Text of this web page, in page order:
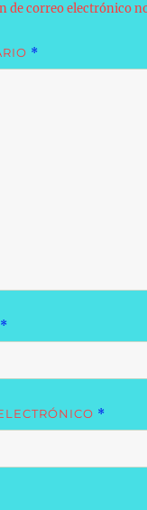
de correo electrónico
*
*
*